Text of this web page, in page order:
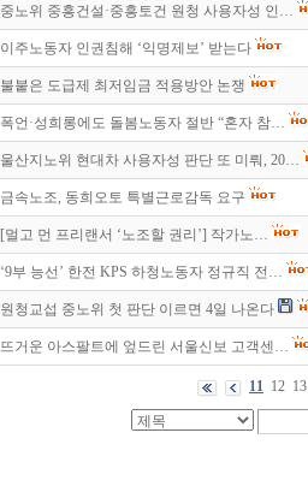
중노위 중흥건설·중흥토건 원청 사용자성 인…
이주노동자 인권침해 ‘익명제보’ 받는다
불붙은 도급제 최저임금 적용방안 논쟁
폭언·성희롱에도 돌봄노동자 절반 “혼자 참…
울산지노위 현대차 사용자성 판단 또 미뤄, 20…
금속노조, 동희오토 특별근로감독 요구
[멀고 먼 프리랜서 ‘노조할 권리’] 작가노…
‘9부 능선’ 한전 KPS 하청노동자 정규직 전…
원청교섭 중노위 첫 판단 이르면 4일 나온다
뜨거운 아스팔트에 엎드린 서울신보 고객센…
11 12 13